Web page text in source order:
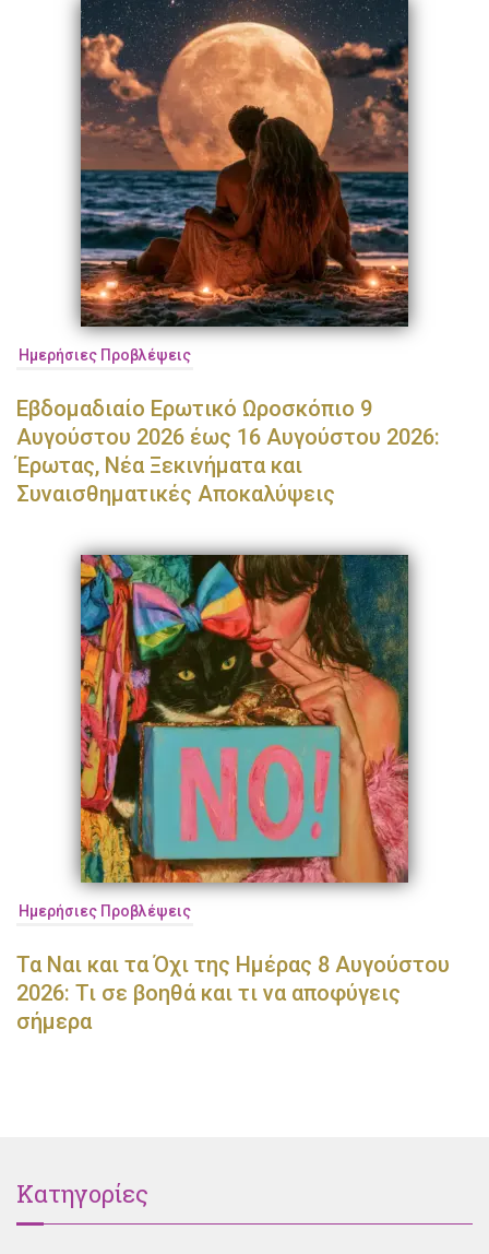
Ημερήσιες Προβλέψεις
Εβδομαδιαίο Ερωτικό Ωροσκόπιο 9
Αυγούστου 2026 έως 16 Αυγούστου 2026:
Έρωτας, Νέα Ξεκινήματα και
Συναισθηματικές Αποκαλύψεις
Ημερήσιες Προβλέψεις
Τα Ναι και τα Όχι της Ημέρας 8 Αυγούστου
2026: Τι σε βοηθά και τι να αποφύγεις
σήμερα
Κατηγορίες